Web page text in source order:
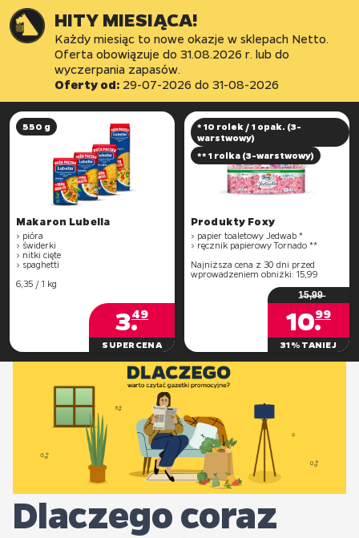
HITY MIESIĄCA!
Każdy miesiąc to nowe okazje w sklepach Netto.
Oferta obowiązuje do 31.08.2026 r. lub do
Oferty od: 29-07-2026 do31-08-2026
550 g
Makaron Lubella
> pióra
> świderki
> nitki cięte
> spaghetti
6,35 / 1 kg
3.
49
SUPERCENA
* 10 rolek / 1 opak. (3-
warstwowy)
** 1 rolka (3-warstwowy)
Produkty Foxy
> papier toaletowy Jedwab *
> ręcznik papierowy Tornado **
Najniższa cena z 30 dni przed
wprowadzeniem obniżki: 15,99
1̶5̶,̶9̶9̶
10.
99
31% TANIEJ
Dlaczego coraz